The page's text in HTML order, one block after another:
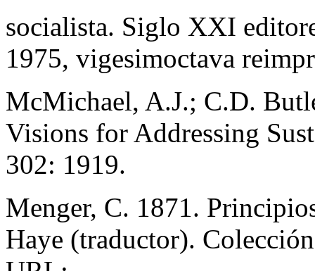
socialista. Siglo XXI
1975, vigesimoctava
McMichael, A.J.; C.D.
Visions for Addressing
302: 1919.
Menger, C. 1871.
Haye (traductor).